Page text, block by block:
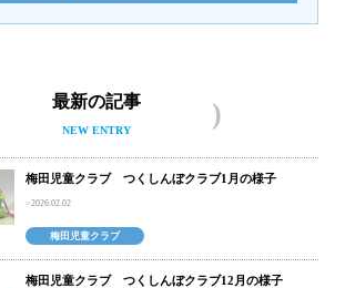
最新の記事
NEW ENTRY
梅田児童クラブ つくしんぼクラブ1月の様子
2026.02.02
梅田児童クラブ
梅田児童クラブ つくしんぼクラブ12月の様子